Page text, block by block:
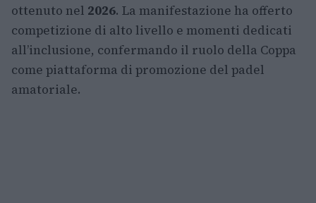
ottenuto nel 2026. La manifestazione ha offerto
competizione di alto livello e momenti dedicati
all’inclusione, confermando il ruolo della Coppa
come piattaforma di promozione del padel
amatoriale.